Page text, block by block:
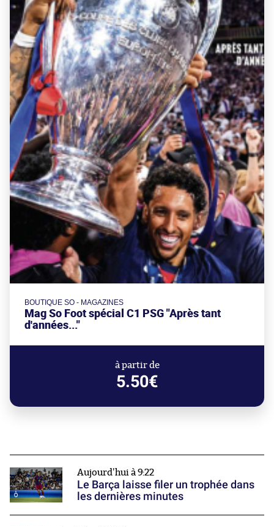
BOUTIQUE SO - MAGAZINES
Mag So Foot spécial C1 PSG "Après tant
d'années..."
à partir de
5.50€
Aujourd'hui à 9:22
Le Barça laisse filer un trophée dans
les dernières minutes